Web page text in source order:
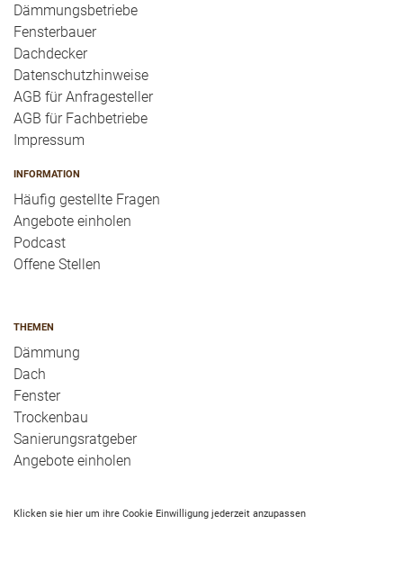
Dämmungsbetriebe
Fensterbauer
Dachdecker
Datenschutzhinweise
AGB für Anfragesteller
AGB für Fachbetriebe
Impressum
INFORMATION
Häufig gestellte Fragen
Angebote einholen
Podcast
Offene Stellen
THEMEN
Dämmung
Dach
Fenster
Trockenbau
Sanierungsratgeber
Angebote einholen
Klicken sie hier um ihre Cookie Einwilligung jederzeit anzupassen